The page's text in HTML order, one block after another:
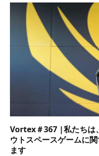
Vortex＃367 |私たちは
ウトスペースゲームに
ます